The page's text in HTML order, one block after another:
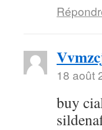
18 août
buy